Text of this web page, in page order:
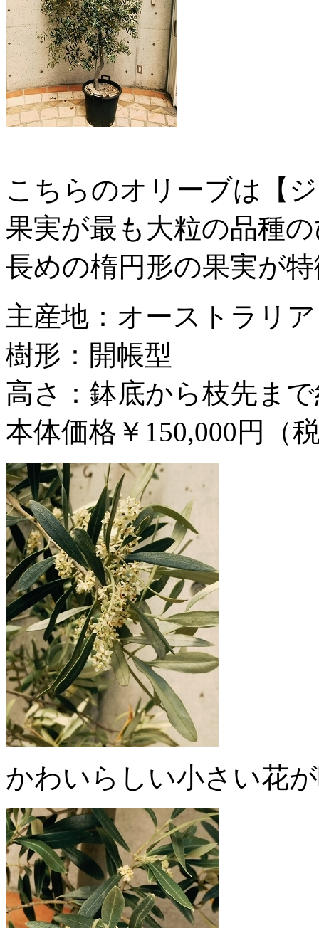
こちらのオリーブは【
果実が最も大粒の品種
長めの楕円形の果実が
主産地：オーストラリア
樹形：開帳型
高さ：鉢底から枝先ま
本体価格￥150,000円（
かわいらしい小さい花